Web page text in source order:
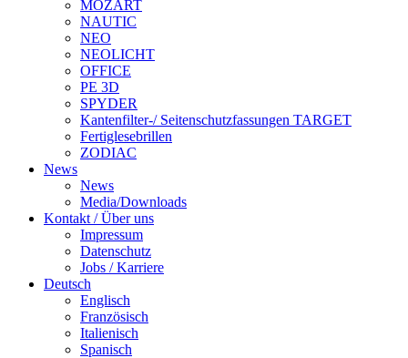
MOZART
NAUTIC
NEO
NEOLICHT
OFFICE
PE 3D
SPYDER
Kantenfilter-/ Seitenschutzfassungen TARGET
Fertiglesebrillen
ZODIAC
News
News
Media/Downloads
Kontakt / Über uns
Impressum
Datenschutz
Jobs / Karriere
Deutsch
Englisch
Französisch
Italienisch
Spanisch